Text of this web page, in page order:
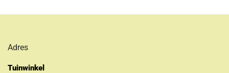
Adres
Tuinwinkel